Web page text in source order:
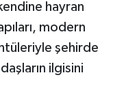
hayran
modern
şehirde
ilgisini